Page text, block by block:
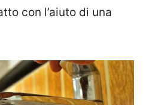
con l’aiuto di una